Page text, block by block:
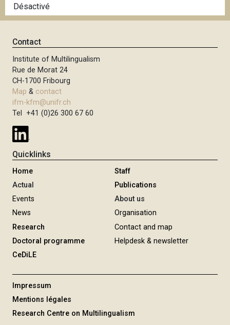
Désactivé
Contact
Institute of Multilingualism
Rue de Morat 24
CH-1700 Fribourg
Map & contact
ifm-kfm@unifr.ch
Tel +41 (0)26 300 67 60
Quicklinks
Home
Actual
Events
News
Research
Doctoral programme
CeDiLE
Staff
Publications
About us
Organisation
Contact and map
Helpdesk & newsletter
Impressum
Mentions légales
Research Centre on Multilingualism